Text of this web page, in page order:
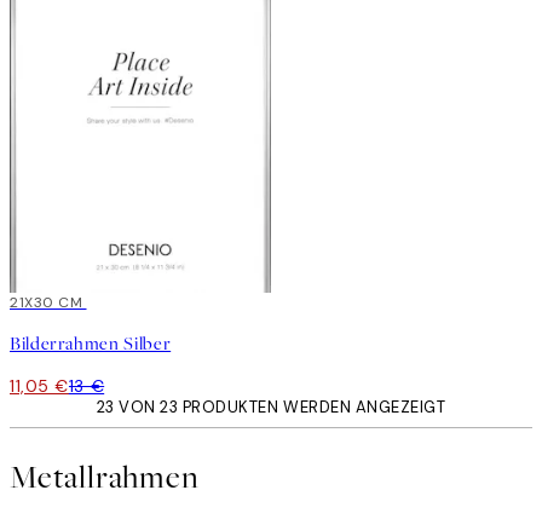
15%*
21X30 CM
Bilderrahmen Silber
11,05 €13 €
23 VON 23 PRODUKTEN WERDEN ANGEZEIGT
Metallrahmen